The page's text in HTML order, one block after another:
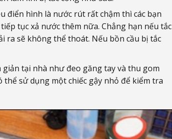
điển hình là nước rút rất chậm thì các bạn
tục xả nước thêm nữa. Chẳng hạn nếu tắc
ra sẽ không thể thoát. Nếu bồn cầu bị tắc
tại nhà như đeo găng tay và thu gom
sử dụng một chiếc gậy nhỏ để kiểm tra